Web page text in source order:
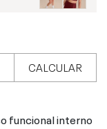
CALCULAR
funcional interno